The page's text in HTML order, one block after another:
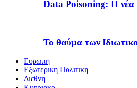
Data Poisoning: Η νέα
Το θαύμα των
Ευρωπη
Εξωτερικη Πολιτικη
Διεθνη